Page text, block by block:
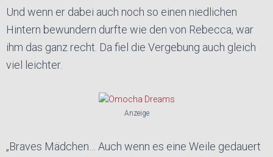
Und wenn er dabei auch noch so einen niedlichen
Hintern bewundern durfte wie den von Rebecca, war
ihm das ganz recht. Da fiel die Vergebung auch gleich
viel leichter.
Anzeige
„Braves Mädchen… Auch wenn es eine Weile gedauert